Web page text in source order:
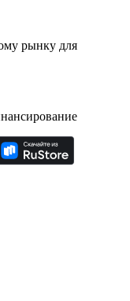
рынку для